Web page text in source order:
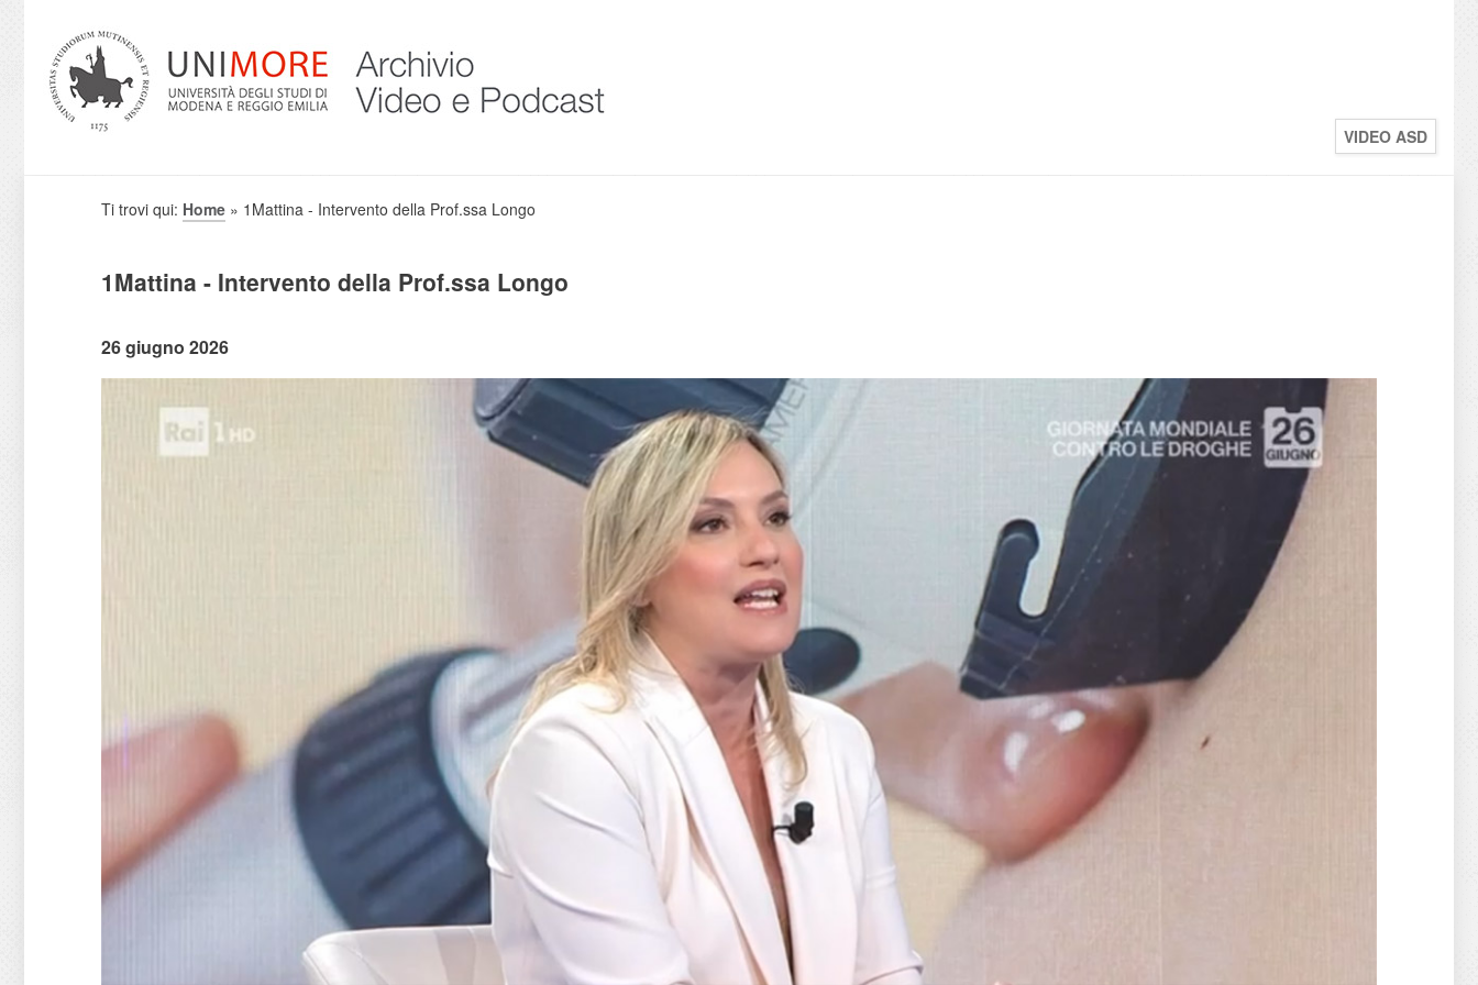
VIDEO ASD
Ti trovi qui: Home » 1Mattina - Intervento della Prof.ssa Longo
1Mattina - Intervento della Prof.ssa Longo
26 giugno 2026